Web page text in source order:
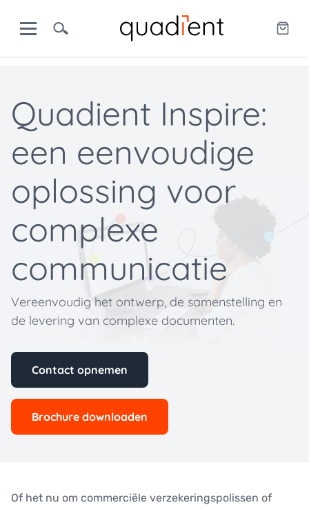
Quadient Inspire:
een eenvoudige
oplossing voor
complexe
communicatie
Vereenvoudig het ontwerp, de samenstelling en
de levering van complexe documenten.
Contact opnemen
Brochure downloaden
Of het nu om commerciële verzekeringspolissen of